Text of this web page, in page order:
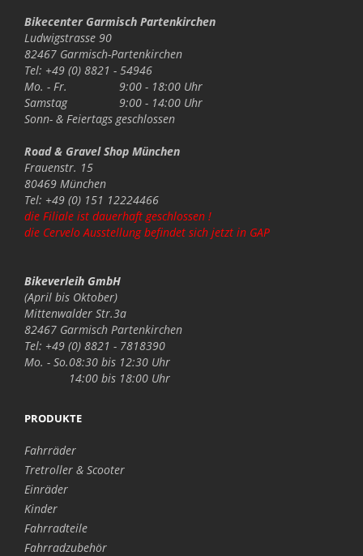
Bikecenter Garmisch Partenkirchen
Ludwigstrasse 90
82467 Garmisch-Partenkirchen
Tel: +49 (0) 8821 - 54946
Mo. - Fr.
9:00 - 18:00 Uhr
Samstag
9:00 - 14:00 Uhr
Sonn- & Feiertags geschlossen
Road & Gravel Shop München
Frauenstr. 15
80469 München
Tel: +49 (0) 151 12224466
die Filiale ist dauerhaft geschlossen !
die Cervelo Ausstellung befindet sich jetzt in GAP
Bikeverleih GmbH
(April bis Oktober)
Mittenwalder Str.3a
82467 Garmisch Partenkirchen
Tel: +49 (0) 8821 - 7818390
Mo. - So.08:30 bis 12:30 Uhr
14:00 bis 18:00 Uhr
PRODUKTE
Fahrräder
Tretroller & Scooter
Einräder
Kinder
Fahrradteile
Fahrradzubehör